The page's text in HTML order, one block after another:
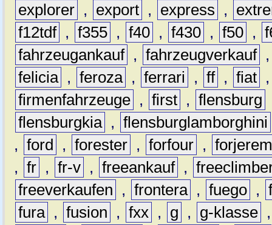
explorer , export , express ,
f12tdf , f355 , f40 , f430 , f50 ,
fahrzeugankauf , fahrzeugverkauf
felicia , feroza , ferrari , ff , fiat
firmenfahrzeuge , first , flensburg
flensburgkia , flensburglamborghini
, ford , forester , forfour ,
, fr , fr-v , freeankauf ,
freeverkaufen
, frontera , fuego ,
fura , fusion , fxx , g , g-klasse